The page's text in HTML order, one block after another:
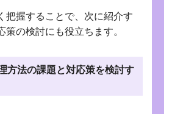
把握することで、次に紹介す
策の検討にも役立ちます。
方法の課題と対応策を検討す